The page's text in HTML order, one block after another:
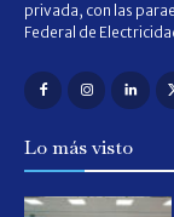
privada, con las
Federal de
Lo más visto